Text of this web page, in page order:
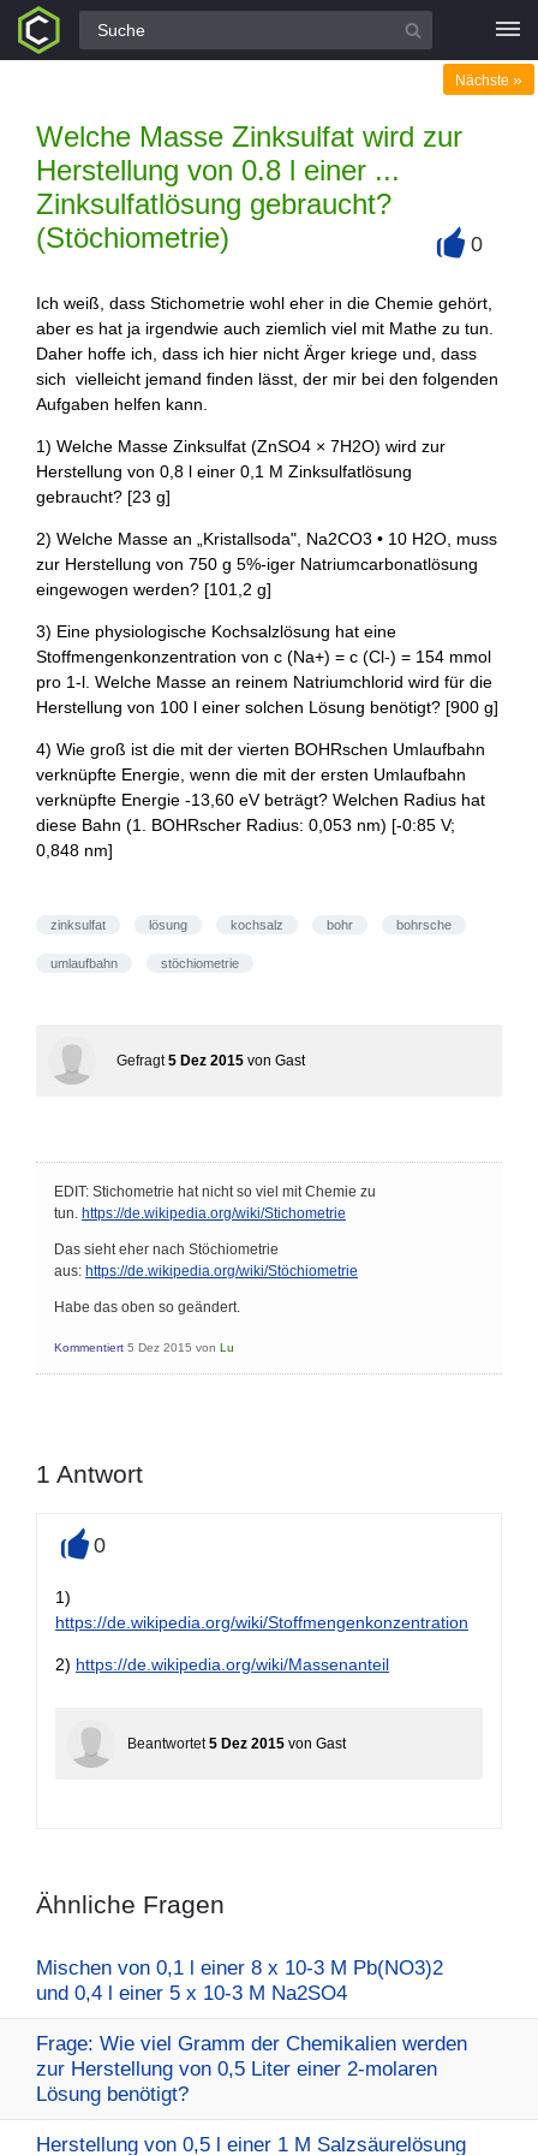
Alle Fragen
Welche Masse Zinksulfat wird zur
Herstellung von 0.8 l einer ...
Zinksulfatlösung gebraucht?
(Stöchiometrie)
Nächste »
0
Ich weiß, dass Stichometrie wohl eher in die Chemie gehört,
aber es hat ja irgendwie auch ziemlich viel mit Mathe zu tun.
Daher hoffe ich, dass ich hier nicht Ärger kriege und, dass
sich vielleicht jemand finden lässt, der mir bei den folgenden
Aufgaben helfen kann.
1) Welche Masse Zinksulfat (ZnSO4 × 7H2O) wird zur
Herstellung von 0,8 l einer 0,1 M Zinksulfatlösung
gebraucht? [23 g]
2) Welche Masse an „Kristallsoda", Na2CO3 • 10 H2O, muss
zur Herstellung von 750 g 5%-iger Natriumcarbonatlösung
eingewogen werden? [101,2 g]
3) Eine physiologische Kochsalzlösung hat eine
Stoffmengenkonzentration von c (Na+) = c (Cl-) = 154 mmol
pro 1-l. Welche Masse an reinem Natriumchlorid wird für die
Herstellung von 100 l einer solchen Lösung benötigt? [900 g]
4) Wie groß ist die mit der vierten BOHRschen Umlaufbahn
verknüpfte Energie, wenn die mit der ersten Umlaufbahn
verknüpfte Energie -13,60 eV beträgt? Welchen Radius hat
diese Bahn (1. BOHRscher Radius: 0,053 nm) [-0:85 V;
0,848 nm]
zinksulfat lösung kochsalz bohr bohrsche
umlaufbahn stöchiometrie
Gefragt 5 Dez 2015 von Gast
EDIT: Stichometrie hat nicht so viel mit Chemie zu
tun. https://de.wikipedia.org/wiki/Stichometrie
Das sieht eher nach Stöchiometrie
aus: https://de.wikipedia.org/wiki/Stöchiometrie
Habe das oben so geändert.
Kommentiert 5 Dez 2015 von Lu
1 Antwort
0
1)
https://de.wikipedia.org/wiki/Stoffmengenkonzentration
2) https://de.wikipedia.org/wiki/Massenanteil
Beantwortet 5 Dez 2015 von Gast
Ähnliche Fragen
Mischen von 0,1 l einer 8 x 10-3 M Pb(NO3)2
und 0,4 l einer 5 x 10-3 M Na2SO4
Frage: Wie viel Gramm der Chemikalien werden
zur Herstellung von 0,5 Liter einer 2-molaren
Lösung benötigt?
Herstellung von 0,5 l einer 1 M Salzsäurelösung